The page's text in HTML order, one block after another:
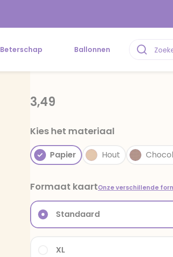
Beterschap Ballonnen
3,49
Kies het materiaal
Papier Hout
Formaat kaartOnze verschillende
XL
Standaard